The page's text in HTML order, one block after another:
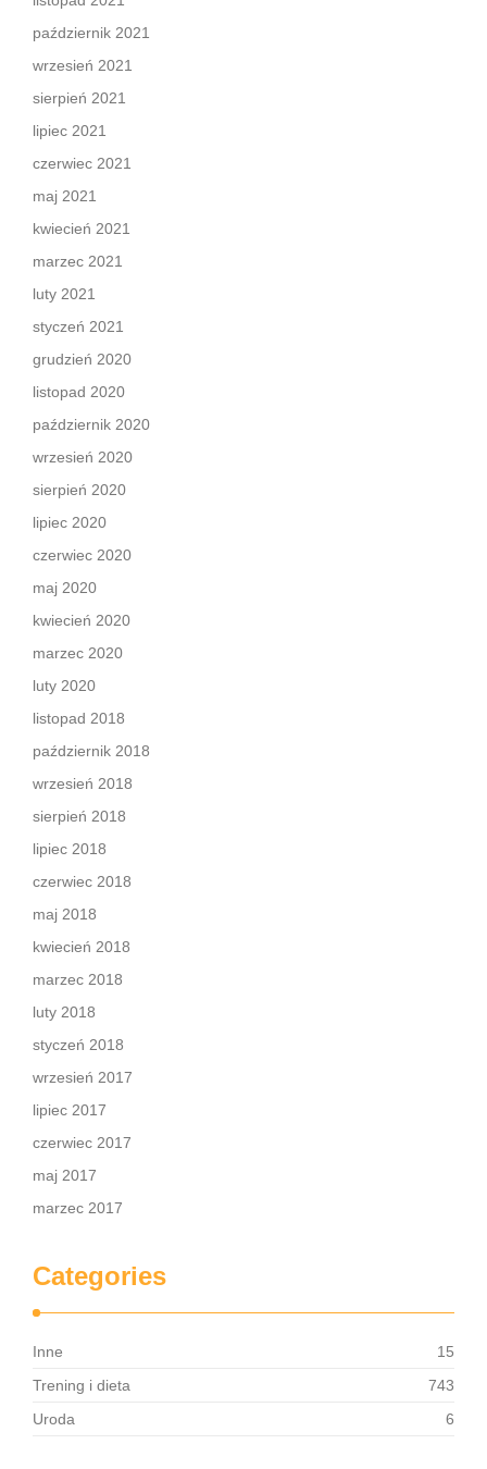
październik 2021
wrzesień 2021
sierpień 2021
lipiec 2021
czerwiec 2021
maj 2021
kwiecień 2021
marzec 2021
luty 2021
styczeń 2021
grudzień 2020
listopad 2020
październik 2020
wrzesień 2020
sierpień 2020
lipiec 2020
czerwiec 2020
maj 2020
kwiecień 2020
marzec 2020
luty 2020
listopad 2018
październik 2018
wrzesień 2018
sierpień 2018
lipiec 2018
czerwiec 2018
maj 2018
kwiecień 2018
marzec 2018
luty 2018
styczeń 2018
wrzesień 2017
lipiec 2017
czerwiec 2017
maj 2017
marzec 2017
Categories
Inne
15
Trening i dieta
743
Uroda
6